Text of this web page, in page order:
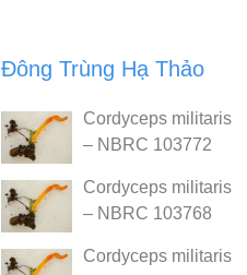
Đông Trùng Hạ Thảo
Cordyceps militaris
– NBRC 103772
Cordyceps militaris
– NBRC 103768
Cordyceps militaris